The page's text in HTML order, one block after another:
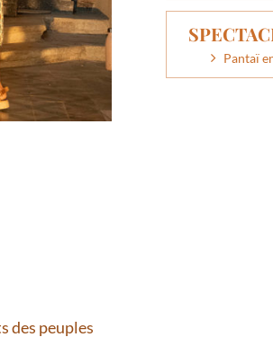
des peuples
Pantaï